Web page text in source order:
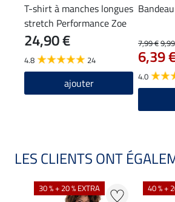
T-shirt à manches longues
stretch Performance Zoe
24,90 €
4.8 24
ajouter
7,99 €
6,39
4.0
LES CLIENTS ONT
30 % + 20 % EXTRA 40 % +